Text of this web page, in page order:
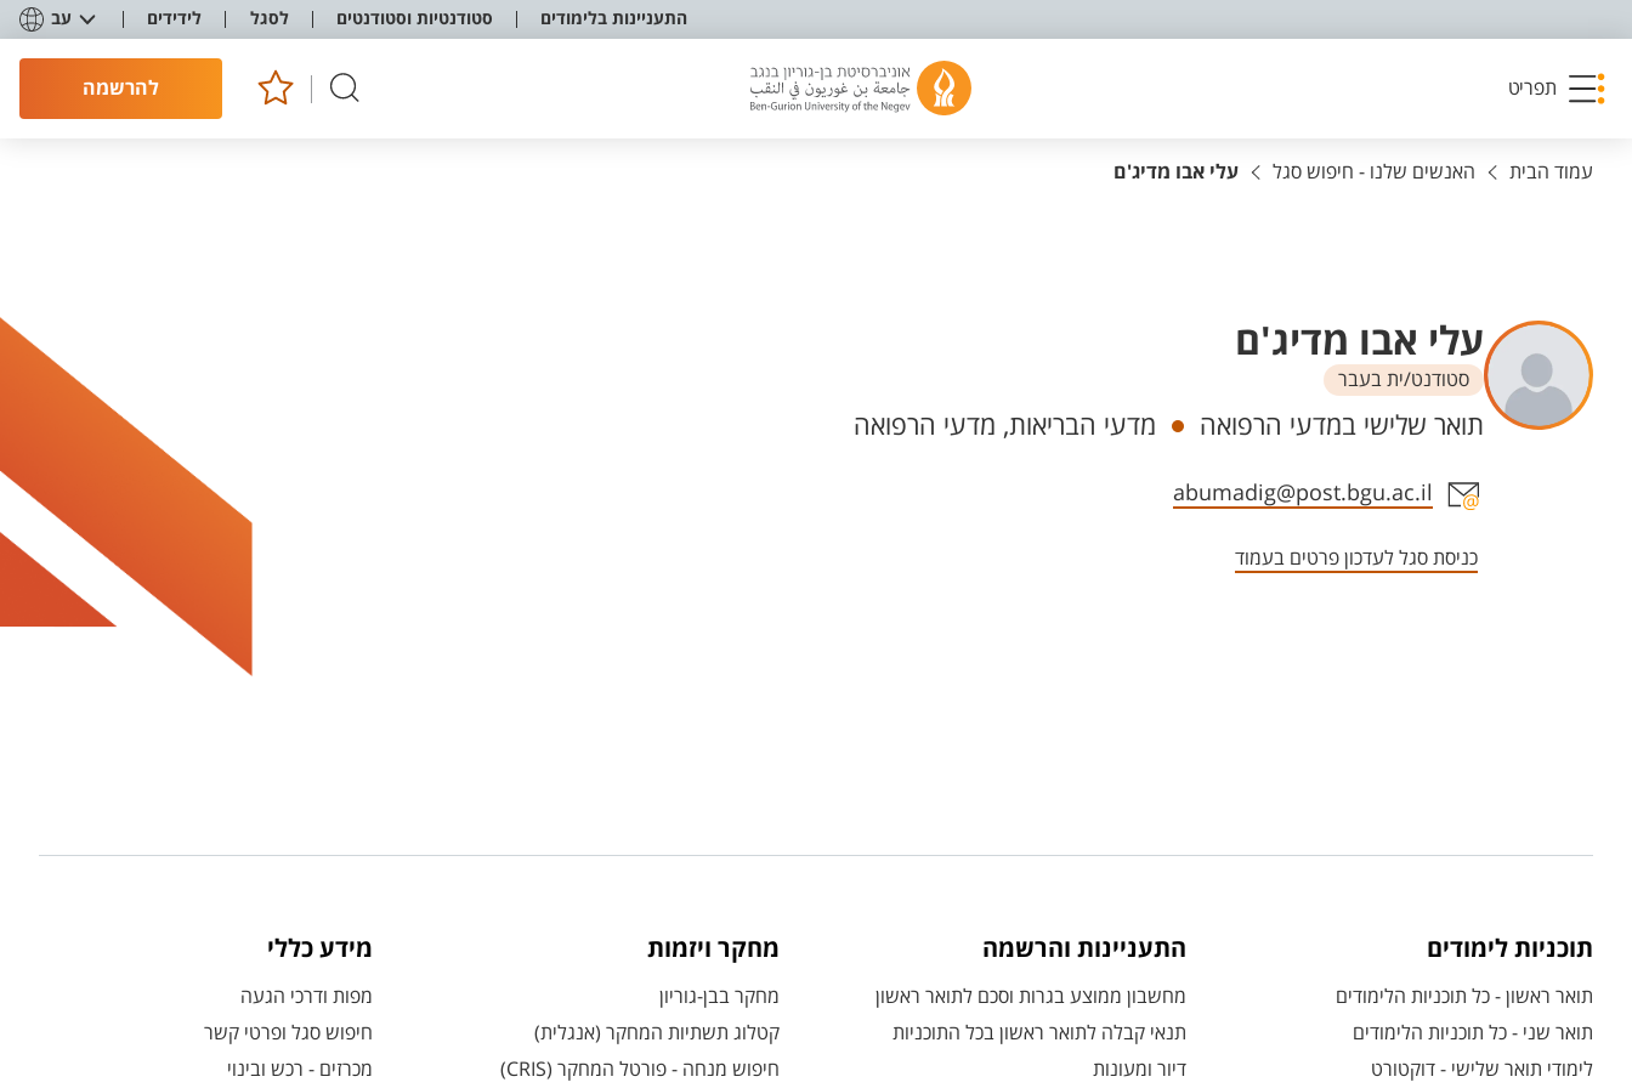
התעניינות בלימודים סטודנטיות וסטודנטים לסגל לידידים עב
תפריט להרשמה
עמוד הבית האנשים שלנו - חיפוש סגל עלי אבו מדיג'ם
עלי אבו מדיג'ם
סטודנט/ית בעבר
יחידות
תואר שלישי במדעי הרפואה מדעי הבריאות, מדעי הרפואה
אזור צור קשר עם איש הסגל
abumadig@post.bgu.ac.il
כניסת סגל לעדכון פרטים בעמוד
תוכניות לימודים
תואר ראשון - כל תוכניות הלימודים
תואר שני - כל תוכניות הלימודים
לימודי תואר שלישי - דוקטורט
התעניינות והרשמה
מחשבון ממוצע בגרות וסכם לתואר ראשון
תנאי קבלה לתואר ראשון בכל התוכניות
דיור ומעונות
מחקר ויזמות
מחקר בבן-גוריון
קטלוג תשתיות המחקר (אנגלית)
חיפוש מנחה - פורטל המחקר (CRIS)
מידע כללי
מפות ודרכי הגעה
חיפוש סגל ופרטי קשר
מכרזים - רכש ובינוי